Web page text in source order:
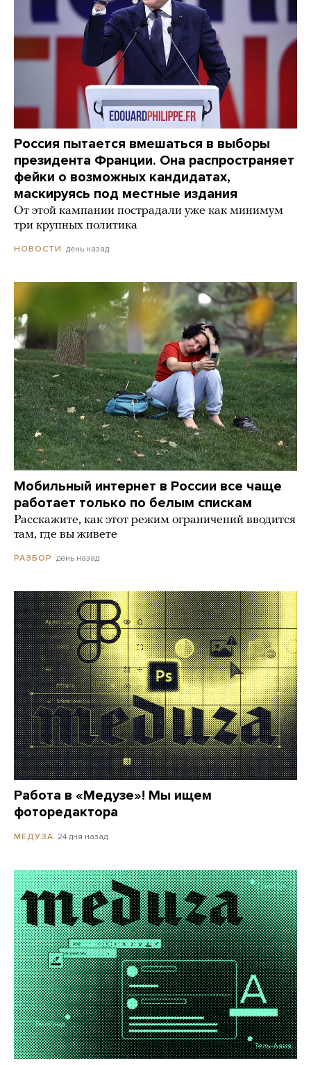
Россия пытается вмешаться в выборы
президента Франции. Она распространяет
фейки о возможных кандидатах,
маскируясь под местные издания
От этой кампании пострадали уже как минимум
три крупных политика
НОВОСТИ день назад
Мобильный интернет в России все чаще
работает только по белым спискам
Расскажите, как этот режим ограничений вводится
там, где вы живете
РАЗБОР день назад
Работа в «Медузе»! Мы ищем
фоторедактора
МЕДУЗА 24 дня назад